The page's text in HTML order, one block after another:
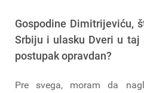
Gospodine Dimitrijeviću,
Srbiju i ulasku Dveri u taj
postupak opravdan?
Pre svega, moram da